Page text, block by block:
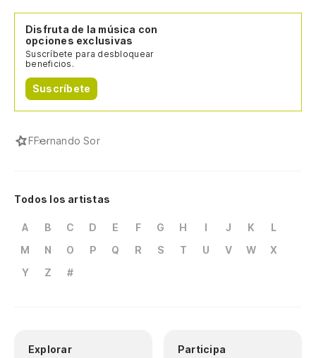
Disfruta de la música con
opciones exclusivas
Suscríbete para desbloquear
beneficios.
Suscríbete
FFernando Sor
Todos los artistas
A B C D E F G H I J K
L
M
N O P Q R S T U V W
X
Y
Z #
Explorar Participa